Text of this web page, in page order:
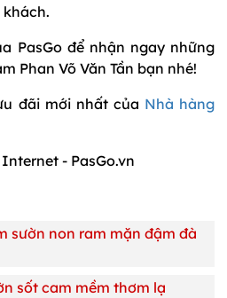
PasGo để nhận ngay những
Phan Võ Văn Tần bạn nhé!
đãi mới nhất của Nhà hàng
- PasGo.vn
sườn non ram mặn đậm đà
sốt cam mềm thơm lạ